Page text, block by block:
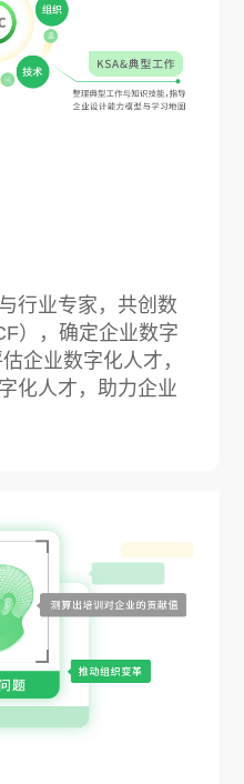
行业专家，共创数
），确定企业数字
企业数字化人才，
化人才，助力企业